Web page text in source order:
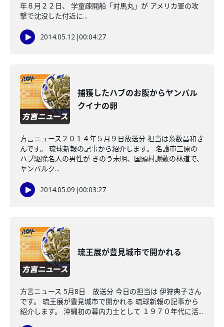
年８月２２日、 学童疎開船「対馬丸」が アメリカ軍の攻
撃で沈没した付近に...
2014.05.12|00:04:27
捕獲したハブのお腹からヤンバル
クイナの卵
方言ニュース２０１４年５月９日放送分 担当は糸数昌和さ
んです。 琉球新報の記事から紹介します。 名護市三原の
ハブ駆除名人の男性が きのう未明、国頭村謝敷の林道で、
ヤンバルク...
2014.05.09 |00:03:27
琉王展が豊見城市で開かれる
方言ニュース 5月8日 放送分 今日の担当は 伊狩典子さん
です。 琉王展が豊見城市で開かれる 琉球新報の記事から
紹介します。 沖縄初の幕内力士として １９７０年代に活...